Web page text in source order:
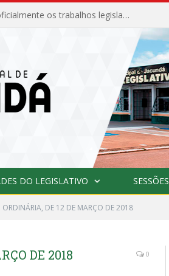
Câmara Municipal de Jacundá abre oficialmente os trabalhos legislativos de 2026
DO LEGISLATIVO SESSÕES
ORDINÁRIA, DE 12 DE MARÇO DE 2018
DE 2018 0